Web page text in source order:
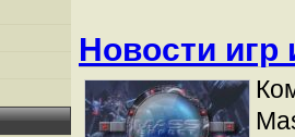
Новости игр